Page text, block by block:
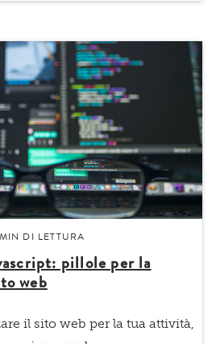
DI LETTURA
pillole per la
web
il sito web per la tua attività,